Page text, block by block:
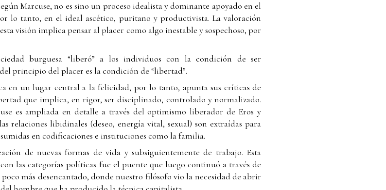
Marcuse, no es sino un proceso idealista y dominante apoyado en el
lo tanto, en el ideal ascético, puritano y productivista. La valoración
visión implica pensar al placer como algo inestable y sospechoso, por
burguesa “liberó” a los individuos con la condición de ser
principio del placer es la condición de “libertad”.
en un lugar central a la felicidad, por lo tanto, apunta sus críticas de
que implica, en rigor, ser disciplinado, controlado y normalizado.
es ampliada en detalle a través del optimismo liberador de Eros y
relaciones libidinales (deseo, energía vital, sexual) son extraídas para
en codificaciones e instituciones como la familia.
de nuevas formas de vida y subsiguientemente de trabajo. Esta
las categorías políticas fue el puente que luego continuó a través de
más desencantado, donde nuestro filósofo vio la necesidad de abrir